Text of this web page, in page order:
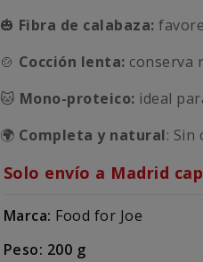
🎃 Fibra de calabaza:
🍲 Cocción lenta: conserva
🐱 Mono-proteico: ideal
🌍 Completa y natural: Sin
Solo envío a Madrid
Marca: Food for Joe
Peso: 200 g